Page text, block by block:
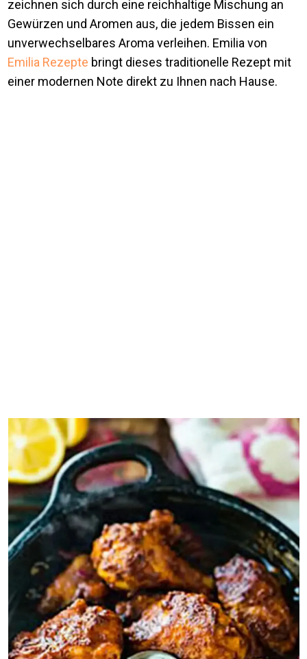
zeichnen sich durch eine reichhaltige Mischung an
Gewürzen und Aromen aus, die jedem Bissen ein
unverwechselbares Aroma verleihen. Emilia von
Emilia Rezepte bringt dieses traditionelle Rezept mit
einer modernen Note direkt zu Ihnen nach Hause.